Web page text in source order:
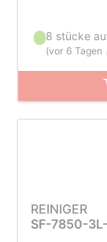
8 stücke
(vor 6 Tagen
REINIGER
SF-7850-